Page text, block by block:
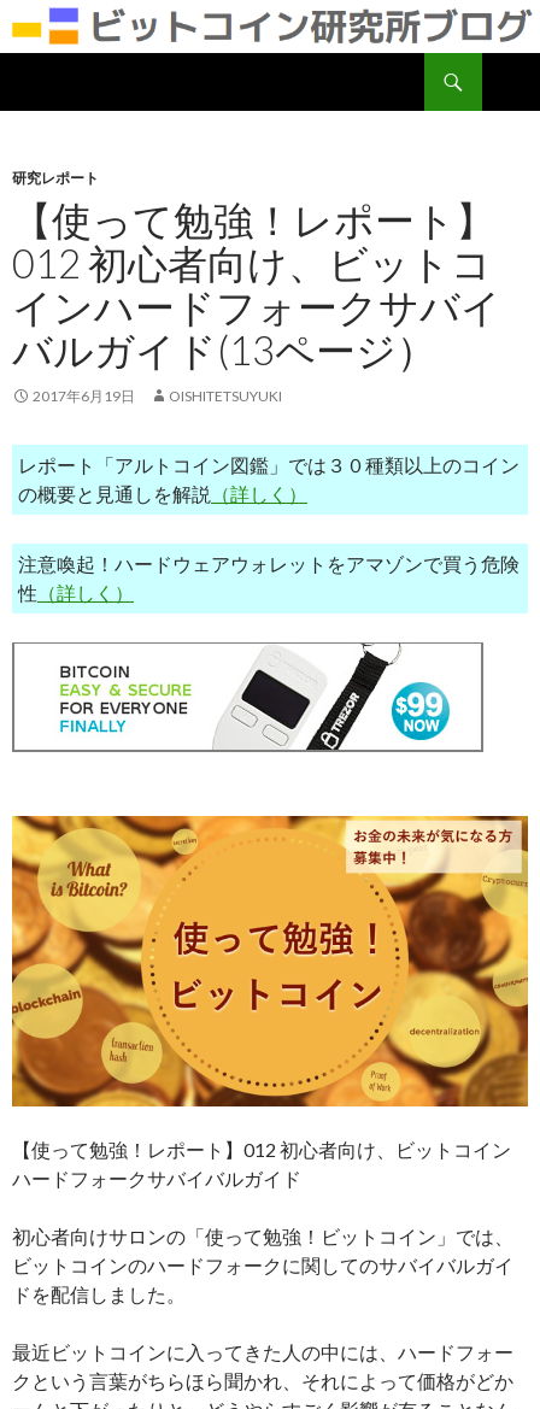
ン
移
動
研究レポート
【使って勉強！レポート】
012 初心者向け、ビットコ
インハードフォークサバイ
バルガイド(13ページ）
2017年6月19日 OISHITETSUYUKI
レポート「アルトコイン図鑑」では３０種類以上のコイン
の概要と見通しを解説
（詳しく）
注意喚起！ハードウェアウォレットをアマゾンで買う危険
性 （詳しく）
【使って勉強！レポート】012 初心者向け、ビットコイン
ハードフォークサバイバルガイド
初心者向けサロンの「使って勉強！ビットコイン」では、
ビットコインのハードフォークに関してのサバイバルガイ
ドを配信しました。
最近ビットコインに入ってきた人の中には、ハードフォー
クという言葉がちらほら聞かれ、それによって価格がどか